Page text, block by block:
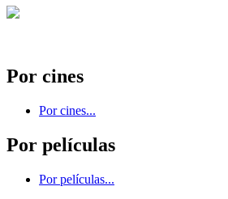
Por cines
Por cines...
Por películas
Por películas...